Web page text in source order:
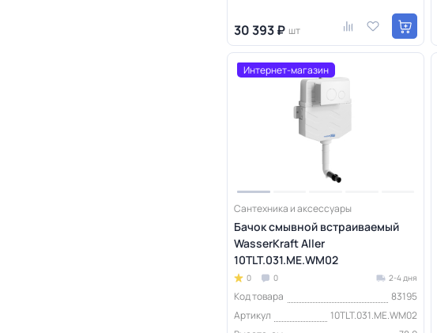
30 393 ₽ шт
Интернет-магазин
Сантехника и аксессуары
Бачок смывной встраиваемый
WasserKraft Aller
10TLT.031.ME.WM02
0 0 2-4 дня
Код товара
83195
Артикул
10TLT.031.ME.WM02